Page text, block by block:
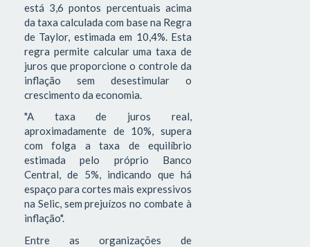
está 3,6 pontos percentuais acima
da taxa calculada com base na Regra
de Taylor, estimada em 10,4%. Esta
regra permite calcular uma taxa de
juros que proporcione o controle da
inflação sem desestimular o
crescimento da economia.
"A taxa de juros real,
aproximadamente de 10%, supera
com folga a taxa de equilíbrio
estimada pelo próprio Banco
Central, de 5%, indicando que há
espaço para cortes mais expressivos
na Selic, sem prejuízos no combate à
inflação".
Entre as organizações de